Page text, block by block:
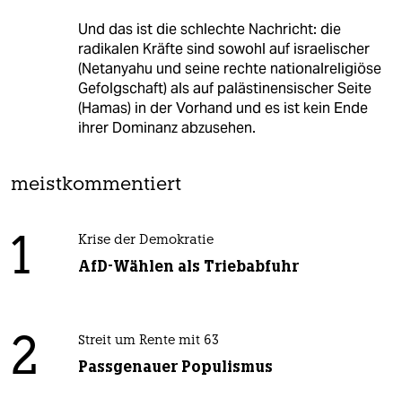
Und das ist die schlechte Nachricht: die
radikalen Kräfte sind sowohl auf israelischer
(Netanyahu und seine rechte nationalreligiöse
Gefolgschaft) als auf palästinensischer Seite
(Hamas) in der Vorhand und es ist kein Ende
ihrer Dominanz abzusehen.
meistkommentiert
1 Krise der Demokratie
AfD-Wählen als Triebabfuhr
2 Streit um Rente mit 63
Passgenauer Populismus